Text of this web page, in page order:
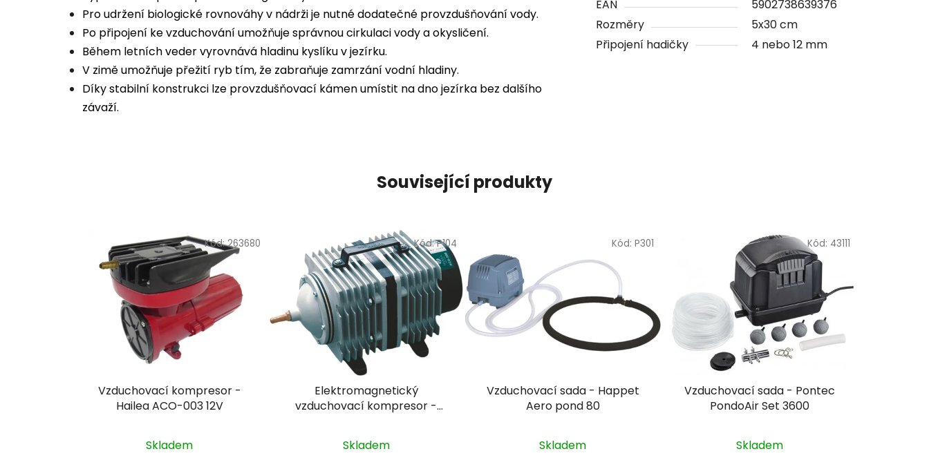
Pro udržení biologické rovnováhy v nádrži je nutné dodatečné provzdušňování vody.
Po připojení ke vzduchování umožňuje správnou cirkulaci vody a okysličení.
Během letních veder vyrovnává hladinu kyslíku v jezírku.
V zimě umožňuje přežití ryb tím, že zabraňuje zamrzání vodní hladiny.
Díky stabilní konstrukci lze provzdušňovací kámen umístit na dno jezírka bez dalšího
závaží.
EAN
5902738639376
Rozměry
5x30 cm
Připojení hadičky
4 nebo 12 mm
Související produkty
Vzduchovací kompresor -
Hailea ACO-003 12V
Skladem
Kód:263680
Elektromagnetický
vzduchovací kompresor -
Skladem
Kód:P104
Vzduchovací sada - Happet
Aero pond 80
Skladem
Kód: P301
Vzduchovací sada - Pontec
PondoAir Set 3600
Skladem
Kód: 43111